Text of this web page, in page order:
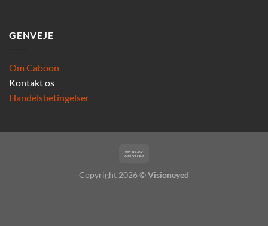
GENVEJE
Om Caboon
Kontakt os
Handelsbetingelser
Copyright 2026 ©Visioneyed